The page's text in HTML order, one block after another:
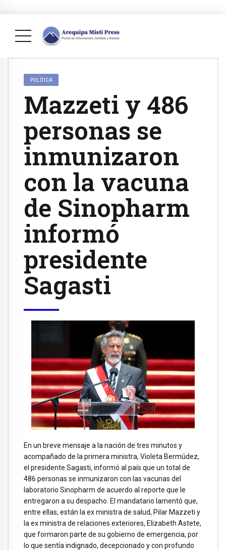
POLÍTICA
Mazzeti y 486
personas se
inmunizaron
con la vacuna
de Sinopharm
informó
presidente
Sagasti
En un breve mensaje a la nación de tres minutos y
acompañado de la primera ministra, Violeta Bermúdez,
el presidente Sagasti, informó al país que un total de
486 personas se inmunizaron con las vacunas del
laboratorio Sinopharm de acuerdo al reporte que le
entregaron a su despacho. El mandatario lamentó que,
entre ellas, están la ex ministra de salud, Pilar Mazzeti y
la ex ministra de relaciones exteriores, Elizabeth Astete,
que formaron parte de su gobierno de emergencia, por
lo que sentía indignado, decepcionado y con profundo